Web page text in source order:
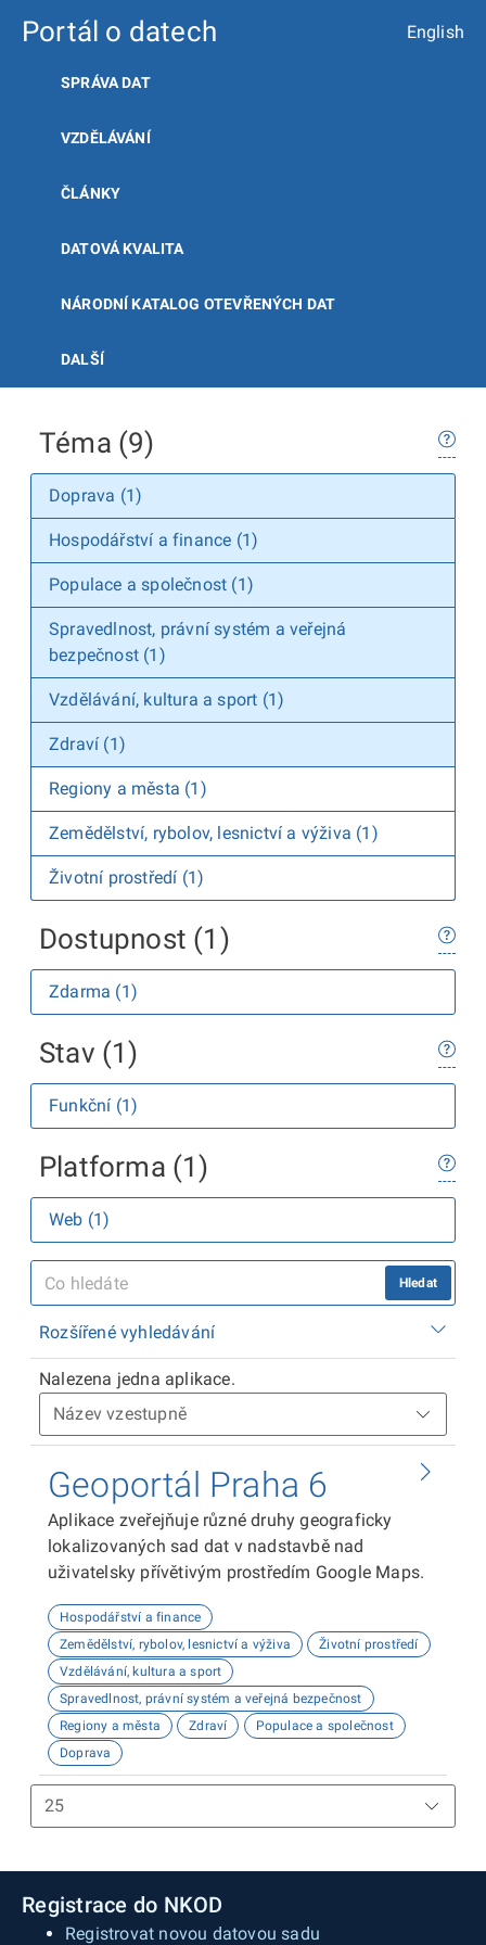
Portál o datech English
SPRÁVA DAT
VZDĚLÁVÁNÍ
ČLÁNKY
DATOVÁ KVALITA
NÁRODNÍ KATALOG OTEVŘENÝCH DAT
DALŠÍ
Téma (9)
Doprava (1)
Hospodářství a finance (1)
Populace a společnost (1)
Spravedlnost, právní systém a veřejná
bezpečnost (1)
Vzdělávání, kultura a sport (1)
Zdraví (1)
Regiony a města (1)
Zemědělství, rybolov, lesnictví a výživa (1)
Životní prostředí (1)
Dostupnost (1)
Zdarma (1)
Stav (1)
Funkční (1)
Platforma (1)
Web (1)
Hledat
Rozšířené vyhledávání
Nalezena jedna aplikace.
Geoportál Praha 6
Aplikace zveřejňuje různé druhy geograficky
lokalizovaných sad dat v nadstavbě nad
uživatelsky přívětivým prostředím Google Maps.
Hospodářství a finance
Zemědělství, rybolov, lesnictví a výživa
Životní prostředí
Vzdělávání, kultura a sport
Spravedlnost, právní systém a veřejná bezpečnost
Regiony a města
Zdraví
Populace a společnost
Doprava
Registrace do NKOD
Registrovat novou datovou sadu